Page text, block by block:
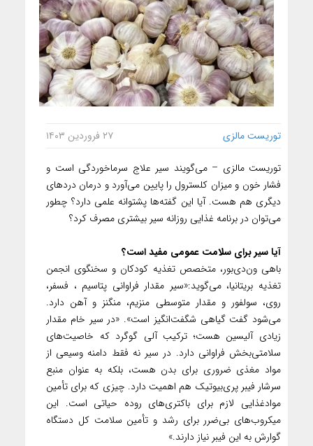
توریست مالزی ۲۷ فروردین ۱۴۰۳
توریست مالزی – می‌گویند سیر علاج سرما‌خوردگی است و
فشار خون و میزان کلسترول را پایین می‌آورد و درمان درد‌های
دیگری هم هست. آیا این گفته‌ها پشتوانه علمی دارد؟ چطور
می‌توان در برنامه غذایی روزانه سیر بیشتری مصرف کرد؟
آیا سیر برای سلامت عمومی مفید است؟
باهی ون‌دی‌بور، متخصص تغذیه کودکان و سخنگوی انجمن
تغذیه بریتانیا، می‌گوید:«سیر مقدار فراوانی پتاسیم ، فسفر،
روی، سولفور و مقدار متوسطی منزیم، منگنز و آهن دارد.
می‌شود گفت گیاهی شگفت‌‌انگیز است». «در سیر خام مقدار
زیادی آلیسین هست؛ ترکیب آلی گوگرد که خاصیت‌های
سلامتی‌بخش فراوانی دارد. در سیر نه فقط دامنه وسیعی از
مواد مغذی ضروری برای بدن هست، بلکه به عنوان منبع
سرشار فیبر پری‌بیوتیک هم اهمیت دارد. چیزی که برای تأمین
مواد‌غذایی لازم برای باکتری‌های روده حیاتی است. این
میکروب‌های بی‌ضرر برای رشد و تأمین سلامت کل دستگاه
گوارش به این فیبر نیاز دارند.»